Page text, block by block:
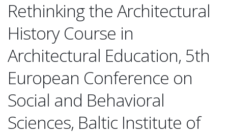
Rethinking the Architectural
History Course in
Architectural Education, 5th
European Conference on
Social and Behavioral
Sciences, Baltic Institute of